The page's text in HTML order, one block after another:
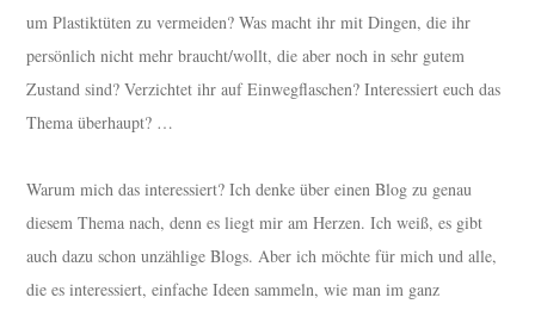
um Plastiktüten zu vermeiden? Was macht ihr mit Dingen, die ihr
persönlich nicht mehr braucht/wollt, die aber noch in sehr gutem
Zustand sind? Verzichtet ihr auf Einwegflaschen? Interessiert euch das
Thema überhaupt? …
Warum mich das interessiert? Ich denke über einen Blog zu genau
diesem Thema nach, denn es liegt mir am Herzen. Ich weiß, es gibt
auch dazu schon unzählige Blogs. Aber ich möchte für mich und alle,
die es interessiert, einfache Ideen sammeln, wie man im ganz